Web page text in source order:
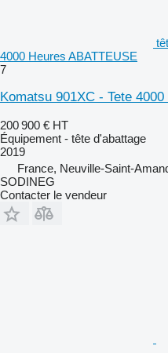
4000 Heures ABATTEUSE
7
Komatsu 901XC - Tete
200 900 € HT
Équipement - tête d'abattage
2019
France, Neuville-Saint-
SODINEG
Contacter le vendeur